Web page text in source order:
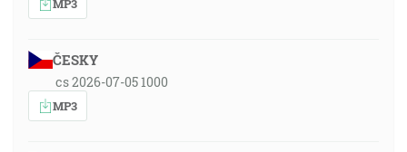
ČESKY
cs 2026-07-05 1000
MP3